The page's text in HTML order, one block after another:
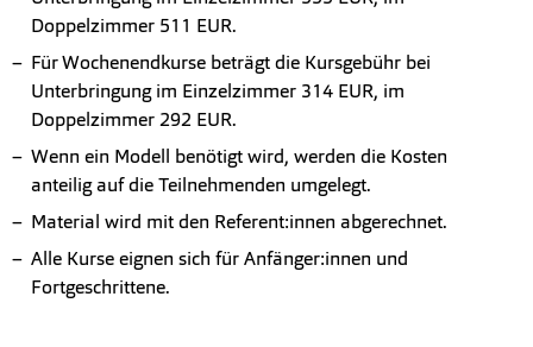
Doppelzimmer 511 EUR.
Für Wochenendkurse beträgt die Kursgebühr bei
Unterbringung im Einzelzimmer 314 EUR, im
Doppelzimmer 292 EUR.
Wenn ein Modell benötigt wird, werden die Kosten
anteilig auf die Teilnehmenden umgelegt.
Material wird mit den Referent:innen abgerechnet.
Alle Kurse eignen sich für Anfänger:innen und
Fortgeschrittene.